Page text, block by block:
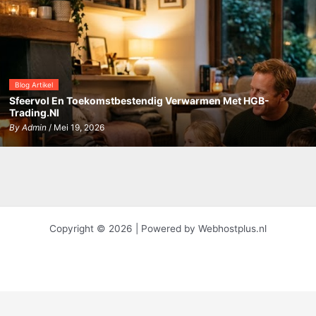
Blog Artikel
Sfeervol En Toekomstbestendig Verwarmen Met HGB-
Trading.nl
By Admin/ Mei 19, 2026
Copyright © 2026 | Powered by Webhostplus.nl